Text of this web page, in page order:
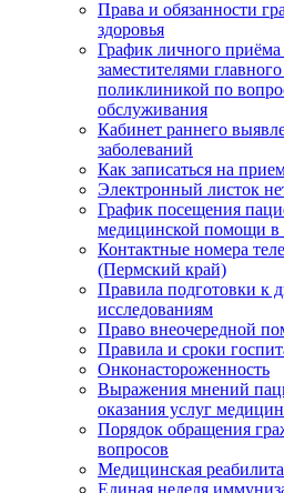
Права и обязанности
здоровья
График личного
заместителями
поликлиникой по
обслуживания
Кабинет раннего
заболеваний
Как записаться на
Электронный листок
График посещения
медицинской помощи в
Контактные номера
(Пермский край)
Правила подготовки к
исследованиям
Право внеочередной
Правила и сроки
Онконастороженность
Выражения мнений
оказания услуг
Порядок обращения
вопросов
Медицинская
Единая неделя